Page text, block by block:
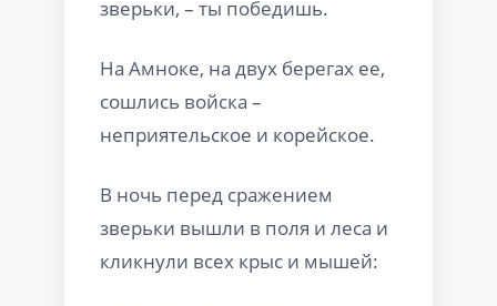
зверьки, – ты победишь.
На Амноке, на двух берегах ее,
сошлись войска –
неприятельское и корейское.
В ночь перед сражением
зверьки вышли в поля и леса и
кликнули всех крыс и мышей: